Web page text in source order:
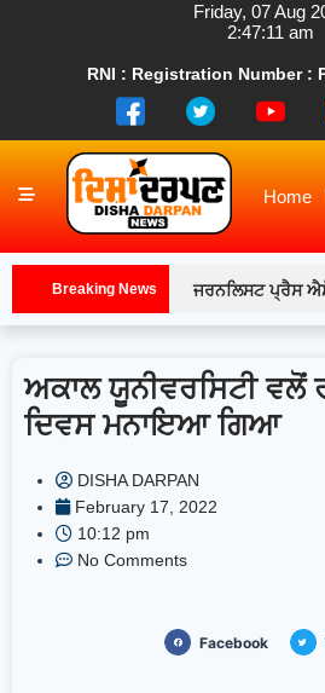
RNI : Registration Number :
Home
Breaking News ਜਰਨਲਿਸਟ ਪ੍ਰੈਸ
ਨਾਲ ਵਿਸ਼ੇਸ਼ ਮੀਟਿੰਗ-
ਸੰਗਠਨਾਂ ਵੱਲੋਂ ਦਿੱਤੇ ਗਏ
ਪੰਜਾਬ ਵਿੱਚ ਭਰਪੂਰ
ਹੋਰ ਭਿਆਨਕ
ਅਕਾਲ ਯੂਨੀਵਰਸਿਟੀ ਵਲੋਂ
ਦਿਵਸ ਮਨਾਇਆ ਗਿਆ
DISHA DARPAN
February 17, 2022
10:12 pm
No Comments
Facebook